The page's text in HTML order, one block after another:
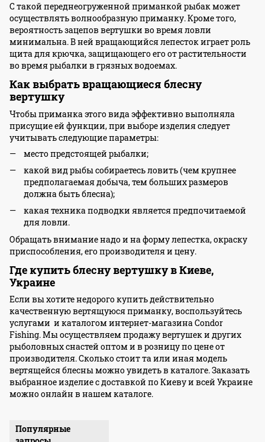
С такой переднеогруженной приманкой рыбак может
осуществлять волнообразную приманку. Кроме того,
вероятность зацепов вертушки во время ловли
минимальна. В ней вращающийся лепесток играет роль
щита для крючка, защищающего его от растительности
во время рыбалки в грязных водоемах.
Как выбрать вращающиеся блесну
вертушку
Чтобы приманка этого вида эффективно выполняла
присущие ей функции, при выборе изделия следует
учитывать следующие параметры:
место предстоящей рыбалки;
какой вид рыбы собираетесь ловить (чем крупнее
предполагаемая добыча, тем больших размеров
должна быть блесна);
какая техника подводки является предпочитаемой
для ловли.
Обращать внимание надо и на форму лепестка, окраску
приспособления, его производителя и цену.
Где купить блесну вертушку в Киеве,
Украине
Если вы хотите недорого купить действительно
качественную вертящуюся приманку, воспользуйтесь
услугами и каталогом интернет-магазина Condor
Fishing. Мы осуществляем продажу вертушек и других
рыболовных снастей оптом и в розницу по цене от
производителя. Сколько стоит та или иная модель
вертящейся блесны можно увидеть в каталоге. Заказать
выбранное изделие с доставкой по Киеву и всей Украине
можно онлайн в нашем каталоге.
Популярные